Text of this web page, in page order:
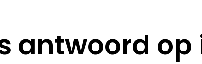
antwoord op